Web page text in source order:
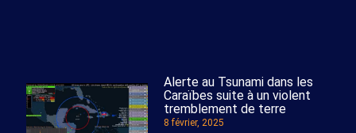
Alerte au Tsunami dans les
Caraïbes suite à un violent
tremblement de terre
8 février, 2025